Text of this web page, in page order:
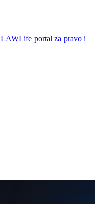
LAWLife portal za pravo i